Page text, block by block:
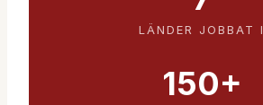
LÄNDER JOBBAT I
150+